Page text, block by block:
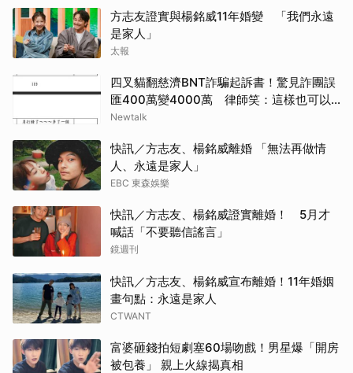
方志友證實與楊銘威11年婚變 「我們永遠
是家人」
太報
四叉貓翻慈濟BNT詐騙起訴書！驚見詐團誤
匯400萬變4000萬 律師笑：這樣也可以
不小心
Newtalk
快訊／方志友、楊銘威離婚 「無法再做情
人、永遠是家人」
EBC 東森娛樂
快訊／方志友、楊銘威證實離婚！ 5月才
喊話「不要聽信謠言」
鏡週刊
快訊／方志友、楊銘威宣布離婚！11年婚姻
畫句點：永遠是家人
CTWANT
富婆砸錢拍短劇塞60場吻戲！男星爆「開房
被包養」 親上火線揭真相